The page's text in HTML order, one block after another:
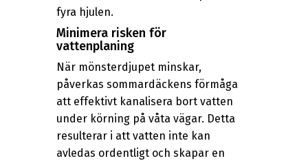
fyra hjulen.
Minimera risken för
vattenplaning
När mönsterdjupet minskar,
påverkas sommardäckens förmåga
att effektivt kanalisera bort vatten
under körning på våta vägar. Detta
resulterar i att vatten inte kan
avledas ordentligt och skapar en